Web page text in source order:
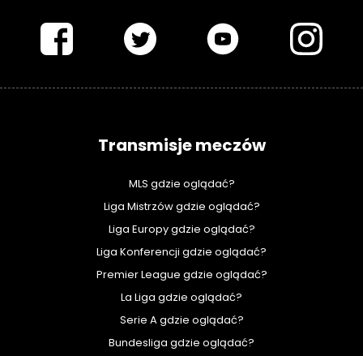
Transmisje meczów
MLS gdzie oglądać?
Liga Mistrzów gdzie oglądać?
Liga Europy gdzie oglądać?
Liga Konferencji gdzie oglądać?
Premier League gdzie oglądać?
La Liga gdzie oglądać?
Serie A gdzie oglądać?
Bundesliga gdzie oglądać?